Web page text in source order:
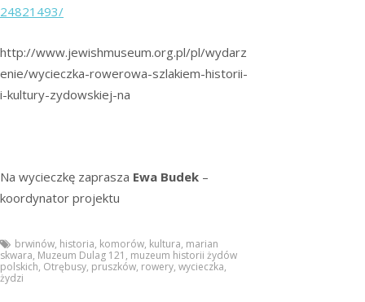
24821493/
http://www.jewishmuseum.org.pl/pl/wydarz
enie/wycieczka-rowerowa-szlakiem-historii-
i-kultury-zydowskiej-na
Na wycieczkę zaprasza Ewa Budek –
koordynator projektu
brwinów, historia, komorów, kultura, marian
skwara, Muzeum Dulag 121 , muzeum historii żydów
polskich, Otrębusy, pruszków, rowery, wycieczka,
żydzi